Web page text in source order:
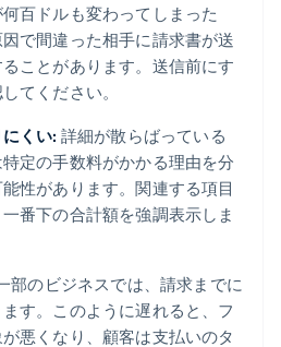
百ドルも変わってしまった
で間違った相手に請求書が送
ことがあります。送信前にす
てください。
くい: 詳細が散らばっている
定の手数料がかかる理由を分
性があります。関連する項目
番下の合計額を強調表示しま
部のビジネスでは、請求までに
す。このように遅れると、フ
悪くなり、顧客は支払いのタ